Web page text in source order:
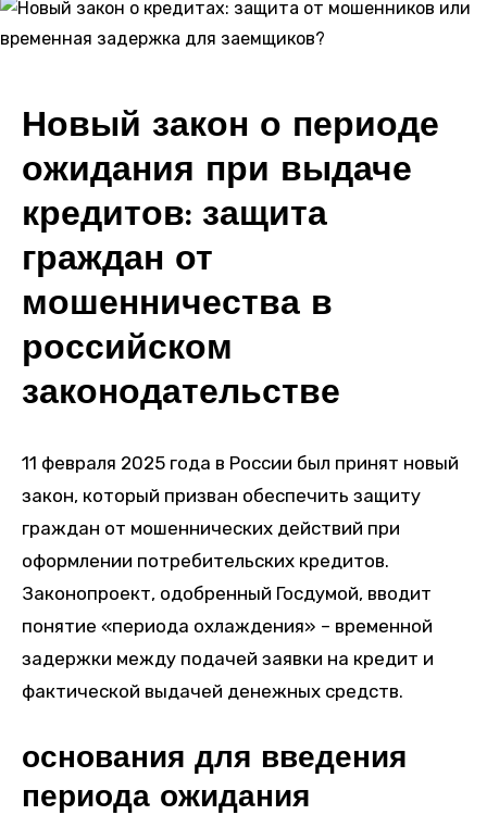
Новый закон о периоде
ожидания при выдаче
кредитов: защита
граждан от
мошенничества в
российском
законодательстве
11 февраля 2025 года в России был принят новый
закон, который призван обеспечить защиту
граждан от мошеннических действий при
оформлении потребительских кредитов.
Законопроект, одобренный Госдумой, вводит
понятие «периода охлаждения» – временной
задержки между подачей заявки на кредит и
фактической выдачей денежных средств.
основания для введения
периода ожидания